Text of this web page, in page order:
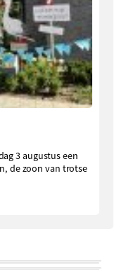
3 augustus een
de zoon van trotse